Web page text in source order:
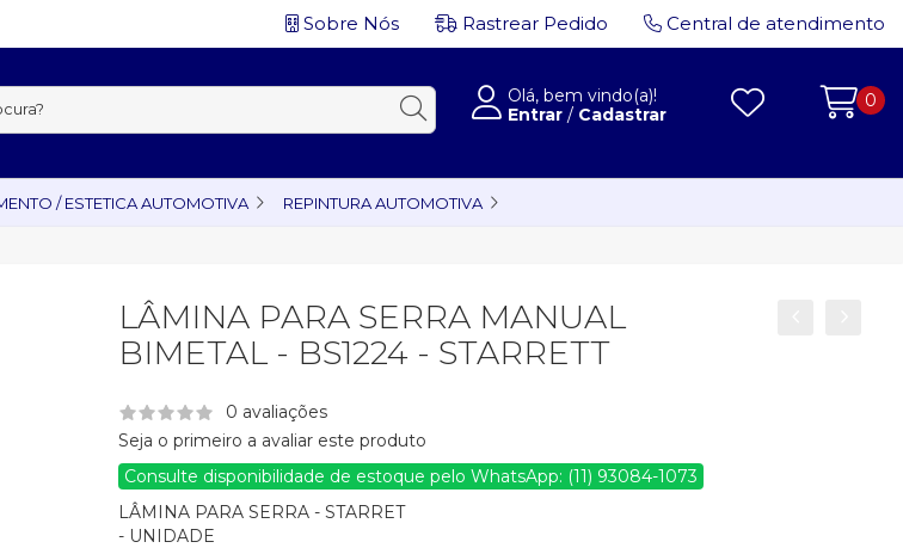
Sobre Nós Rastrear Pedido Central de atendimento
Olá, bem vindo(a)!
Entrar / Cadastrar
0
/ ESTETICA AUTOMOTIVA REPINTURA AUTOMOTIVA
LÂMINA PARA SERRA MANUAL
BIMETAL - BS1224 - STARRETT
0 avaliações
Seja o primeiro a avaliar este produto
Consulte disponibilidade de estoque pelo WhatsApp: (11) 93084-1073
LÂMINA PARA SERRA - STARRET
- UNIDADE